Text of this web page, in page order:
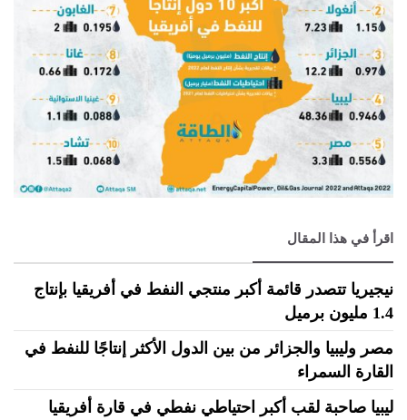
اقرأ في هذا المقال
نيجيريا تتصدر قائمة أكبر منتجي النفط في أفريقيا بإنتاج
1.4 مليون برميل
مصر وليبيا والجزائر من بين الدول الأكثر إنتاجًا للنفط في
القارة السمراء
ليبيا صاحبة لقب أكبر احتياطي نفطي في قارة أفريقيا